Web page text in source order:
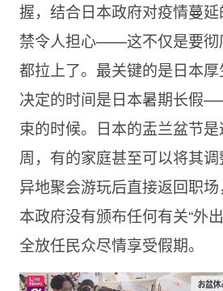
握，结合日本政府对疫情蔓延
禁令人担心——这不仅是要彻
都拉上了。最关键的是日本
决定的时间是日本暑期长假
束的时候。日本的盂兰盆节
周，有的家庭甚至可以将其
异地聚会游玩后直接返回职
本政府没有颁布任何有关“外
全放任民众尽情享受假期。